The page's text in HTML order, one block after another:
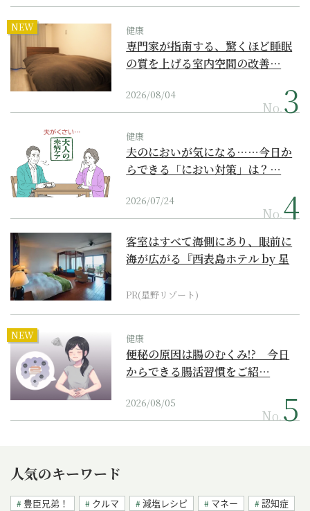
NEW 健康
専門家が指南する、驚くほど睡眠
の質を上げる室内空間の改善…
2026/08/04
No.
健康
夫のにおいが気になる……今日か
らできる「におい対策」は？…
2026/07/24
No.
客室はすべて海側にあり、眼前に
海が広がる『西表島ホテル by 星
PR(星野リゾート)
NEW 健康
便秘の原因は腸のむくみ!? 今日
からできる腸活習慣をご紹…
2026/08/05
No.
人気のキーワード
豊臣兄弟！ クルマ 減塩レシピ マネー
認知症